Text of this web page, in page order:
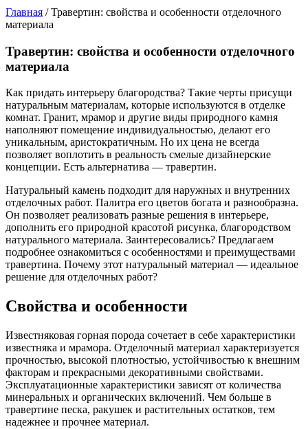
Главная / Травертин: свойства и особенности отделочного
материала
Травертин: свойства и особенности отделочного
материала
Как придать интерьеру благородства? Такие черты присущи
натуральным материалам, которые используются в отделке
комнат. Гранит, мрамор и другие виды природного камня
наполняют помещение индивидуальностью, делают его
уникальным, аристократичным. Но их цена не всегда
позволяет воплотить в реальность смелые дизайнерские
концепции. Есть альтернатива — травертин.
Натуральный камень подходит для наружных и внутренних
отделочных работ. Палитра его цветов богата и разнообразна.
Он позволяет реализовать разные решения в интерьере,
дополнить его природной красотой рисунка, благородством
натурального материала. Заинтересовались? Предлагаем
подробнее ознакомиться с особенностями и преимуществами
травертина. Почему этот натуральный материал — идеальное
решение для отделочных работ?
Свойства и особенности
Известняковая горная порода сочетает в себе характеристики
известняка и мрамора. Отделочный материал характеризуется
прочностью, высокой плотностью, устойчивостью к внешним
факторам и прекрасными декоративными свойствами.
Эксплуатационные характеристики зависят от количества
минеральных и органических включений. Чем больше в
травертине песка, ракушек и растительных остатков, тем
надежнее и прочнее материал.